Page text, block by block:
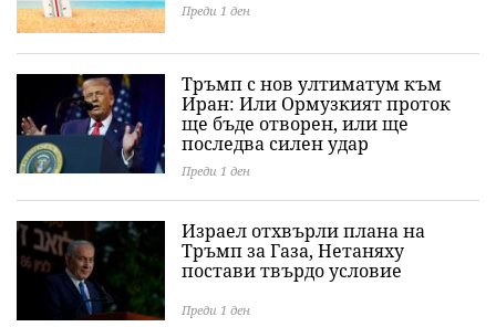
Преди 1 ден
Тръмп с нов ултиматум към
Иран: Или Ормузкият проток
ще бъде отворен, или ще
последва силен удар
Преди 1 ден
Израел отхвърли плана на
Тръмп за Газа, Нетаняху
постави твърдо условие
Преди 1 ден